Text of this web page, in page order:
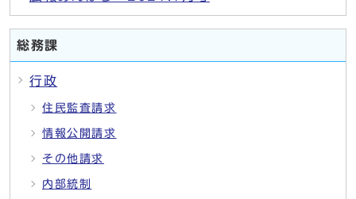
総務課
行政
住民監査請求
情報公開請求
その他請求
内部統制